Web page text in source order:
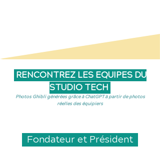
RENCONTREZ LES EQUIPES DU
STUDIO TECH
Photos Ghibli générées grâce à ChatGPT à partir de photos
réelles des équipiers
Fondateur et Président